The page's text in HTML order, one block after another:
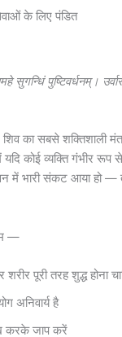
के लिए पंडित
सुगन्धिं पुष्टिवर्धनम्।
का सबसे शक्तिशाली
कोई व्यक्ति गंभीर रूप से
में भारी संकट आया हो —
—
पूरी तरह शुद्ध होना
अनिवार्य है
करके जाप करें